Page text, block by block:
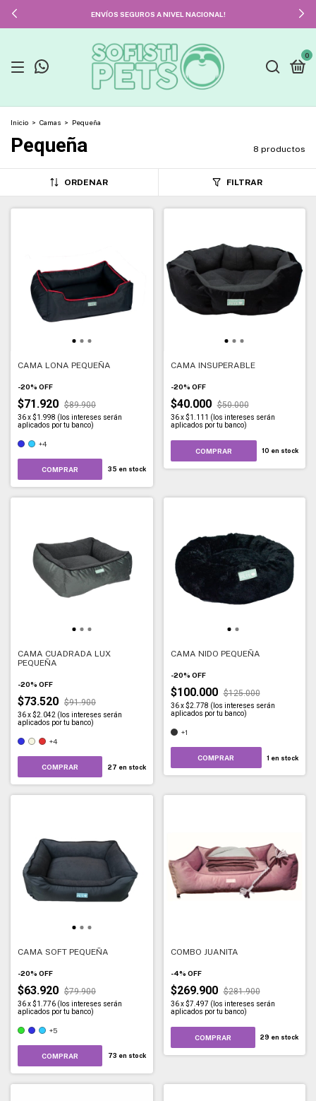
ENVÍOS SEGUROS A NIVEL NACIONAL!
0
Inicio > Camas > Pequeña
Pequeña 8 productos
ORDENAR FILTRAR
CAMA LONA PEQUEÑA
-20% OFF
$71.920 $89.900
36x$1.998 (los intereses serán
aplicados por tu banco)
+4
COMPRAR 35 en stock
CAMA INSUPERABLE
-20% OFF
$40.000 $50.000
36 x$1.111 (los intereses serán
aplicados por tu banco)
10 en stock
CAMA CUADRADA LUX
PEQUEÑA
-20% OFF
$73.520 $91.900
36x$2.042 (los intereses serán
aplicados por tu banco)
+4
COMPRAR 27 en stock
CAMA NIDO PEQUEÑA
-20% OFF
$100.000 $125.000
36 x$2.778 (los intereses serán
aplicados por tu banco)
+1
COMPRAR 1 en stock
CAMA SOFT PEQUEÑA
-20% OFF
$63.920 $79.900
36x$1.776 (los intereses serán
aplicados por tu banco)
+5
COMPRAR 73 en stock
COMBO JUANITA
-4% OFF
$269.900 $281.900
36 x$7.497 (los intereses serán
aplicados por tu banco)
COMPRAR 29 en stock